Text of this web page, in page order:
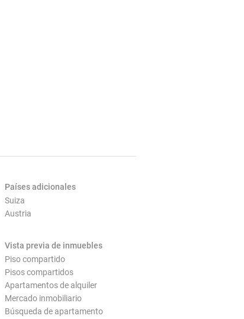
Países adicionales
Suiza
Austria
Vista previa de inmuebles
Piso compartido
Pisos compartidos
Apartamentos de alquiler
Mercado inmobiliario
Búsqueda de apartamento